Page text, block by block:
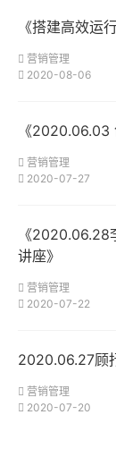
《搭建高效运
营销管理
2020-08-06
《2020.06.03
营销管理
2020-07-27
《2020.06.28
讲座》
营销管理
2020-07-22
2020.06.27顾
营销管理
2020-07-20